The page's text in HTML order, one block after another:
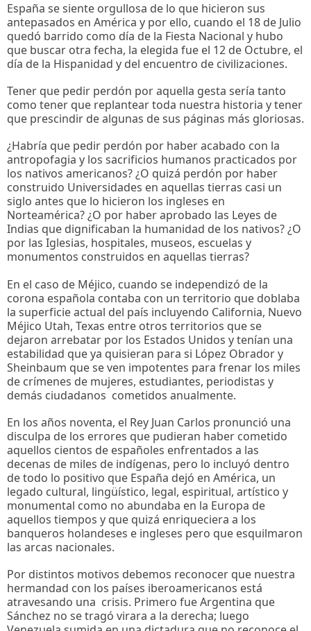
España se siente orgullosa de lo que hicieron sus
antepasados en América y por ello, cuando el 18 de Julio
quedó barrido como día de la Fiesta Nacional y hubo
que buscar otra fecha, la elegida fue el 12 de Octubre, el
día de la Hispanidad y del encuentro de civilizaciones.
Tener que pedir perdón por aquella gesta sería tanto
como tener que replantear toda nuestra historia y tener
que prescindir de algunas de sus páginas más gloriosas.
¿Habría que pedir perdón por haber acabado con la
antropofagia y los sacrificios humanos practicados por
los nativos americanos? ¿O quizá perdón por haber
construido Universidades en aquellas tierras casi un
siglo antes que lo hicieron los ingleses en
Norteamérica? ¿O por haber aprobado las Leyes de
Indias que dignificaban la humanidad de los nativos? ¿O
por las Iglesias, hospitales, museos, escuelas y
monumentos construidos en aquellas tierras?
En el caso de Méjico, cuando se independizó de la
corona española contaba con un territorio que doblaba
la superficie actual del país incluyendo California, Nuevo
Méjico Utah, Texas entre otros territorios que se
dejaron arrebatar por los Estados Unidos y tenían una
estabilidad que ya quisieran para si López Obrador y
Sheinbaum que se ven impotentes para frenar los miles
de crímenes de mujeres, estudiantes, periodistas y
demás ciudadanos cometidos anualmente.
En los años noventa, el Rey Juan Carlos pronunció una
disculpa de los errores que pudieran haber cometido
aquellos cientos de españoles enfrentados a las
decenas de miles de indígenas, pero lo incluyó dentro
de todo lo positivo que España dejó en América, un
legado cultural, lingüístico, legal, espiritual, artístico y
monumental como no abundaba en la Europa de
aquellos tiempos y que quizá enriqueciera a los
banqueros holandeses e ingleses pero que esquilmaron
las arcas nacionales.
Por distintos motivos debemos reconocer que nuestra
hermandad con los países iberoamericanos está
atravesando una crisis. Primero fue Argentina que
Sánchez no se tragó virara a la derecha; luego